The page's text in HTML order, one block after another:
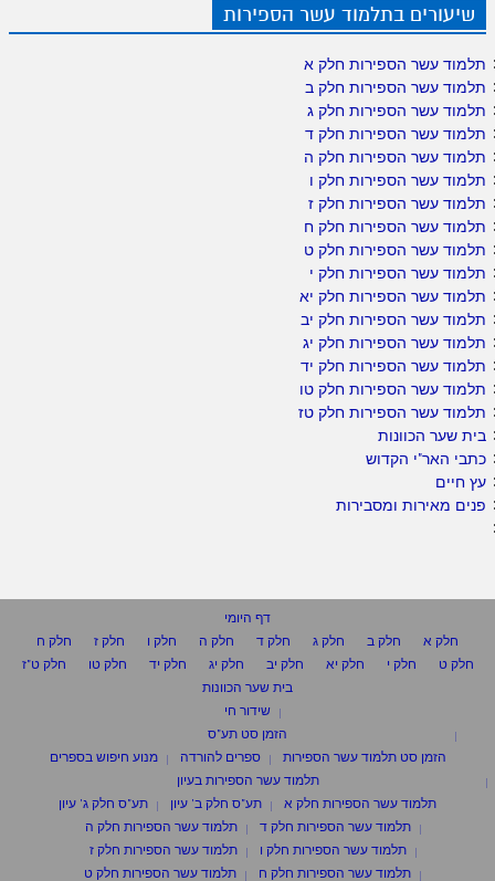
שיעורים בתלמוד עשר הספירות
תלמוד עשר הספירות חלק א
תלמוד עשר הספירות חלק ב
תלמוד עשר הספירות חלק ג
תלמוד עשר הספירות חלק ד
תלמוד עשר הספירות חלק ה
תלמוד עשר הספירות חלק ו
תלמוד עשר הספירות חלק ז
תלמוד עשר הספירות חלק ח
תלמוד עשר הספירות חלק ט
תלמוד עשר הספירות חלק י
תלמוד עשר הספירות חלק יא
תלמוד עשר הספירות חלק יב
תלמוד עשר הספירות חלק יג
תלמוד עשר הספירות חלק יד
תלמוד עשר הספירות חלק טו
תלמוד עשר הספירות חלק טז
בית שער הכוונות
כתבי האר"י הקדוש
עץ חיים
פנים מאירות ומסבירות
דף היומי
חלק א
חלק ב חלק ג חלק ד חלק ה חלק ו חלק ז
חלק ח
חלק ט
חלק י חלק יא חלק יב חלק יג חלק יד חלק טו
חלק ט"ז
בית שער הכוונות
שידור חי
הזמן סט תע"ס
הזמן סט תלמוד עשר הספירות
ספרים להורדה
מנוע חיפוש בספרים
תלמוד עשר הספירות בעיון
תלמוד עשר הספירות חלק א
תע"ס חלק ב' עיון
תע"ס חלק ג' עיון
תלמוד עשר הספירות חלק ד
תלמוד עשר הספירות חלק ה
תלמוד עשר הספירות חלק ו
תלמוד עשר הספירות חלק ז
תלמוד עשר הספירות חלק ח
תלמוד עשר הספירות חלק ט